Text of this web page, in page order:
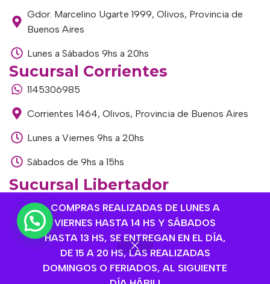
COMPRAS REALIZADAS DE LUNES A
VIERNES HASTA 14 HS Y SÁBADOS
HASTA 13 HS, SE ENTREGAN EN EL DÍA,
DE 15 A 20 HS, LAS REALIZADAS
DOMINGOS O FERIADOS, AL SIGUIENTE
Gdor. Marcelino Ugarte 1999, Olivos, Provincia de
Buenos Aires
Lunes a Sábados 9hs a 20hs
Sucursal Corrientes
1145306985
Corrientes 1464, Olivos, Provincia de Buenos Aires
Lunes a Viernes 9hs a 20hs
Sábados de 9hs a 15hs
Sucursal Libertador
1168893524
Av. del Libertador 1915, Vte. López, Provincia de
Buenos Aires
Lunes a Viernes de 9hs a 13hs / 16hs a 20hs